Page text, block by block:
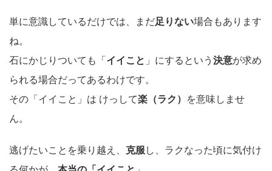
単に意識しているだけでは、まだ足りない場合もあります
ね。
石にかじりついても「 イイこと 」にするという 決意が求め
られる場合だってあるわけです。
その「イイこと」は けっして楽（ラク）
を意味しませ
ん。
逃げたいことを乗り越え、 克服し、ラクなった頃に気付け